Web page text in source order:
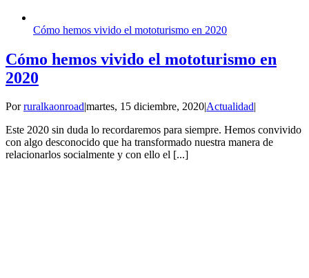
Cómo hemos vivido el mototurismo en 2020
Cómo hemos vivido el mototurismo en
2020
Porruralkaonroad|martes, 15 diciembre, 2020|Actualidad|
Este 2020 sin duda lo recordaremos para siempre. Hemos convivido
con algo desconocido que ha transformado nuestra manera de
relacionarlos socialmente y con ello el [...]